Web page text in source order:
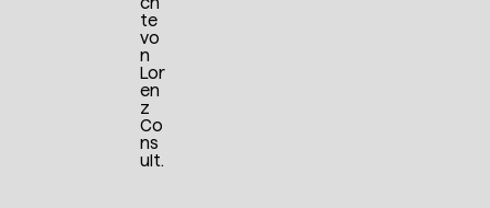
te
vo
n
Lor
en
z
Co
ns
ult.